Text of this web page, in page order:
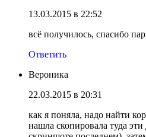
13.03.2015 в 22:52
всё получилось, спасибо
Ответить
Вероника
22.03.2015 в 20:31
как я поняла, надо найти
нашла скопировала туда